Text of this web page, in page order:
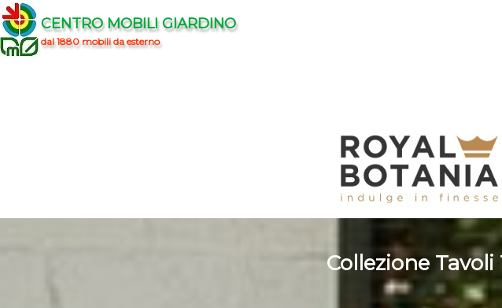
CENTRO MOBILI GIARDINO
dal 1880 mobili da esterno
Collezione